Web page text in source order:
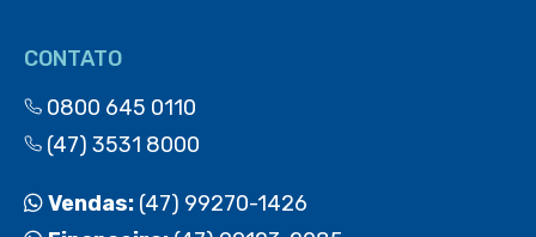
CONTATO
0800 645 0110
(47) 3531 8000
Vendas: (47) 99270-1426